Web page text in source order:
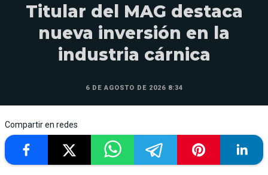
Titular del MAG destaca
nueva inversión en la
industria cárnica
6 DE AGOSTO DE 2026 8:34
Compartir en redes